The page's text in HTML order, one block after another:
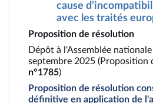
cause
avec les traités
Proposition de résolution
Dépôt à l'Assemblée
septembre 2025 (Proposition
n°1785)
Proposition de résolution
définitive en application de